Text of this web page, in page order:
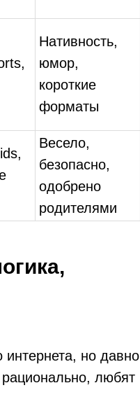
Нативность,
юмор,
короткие
форматы
Весело,
безопасно,
одобрено
родителями
но давно
любят